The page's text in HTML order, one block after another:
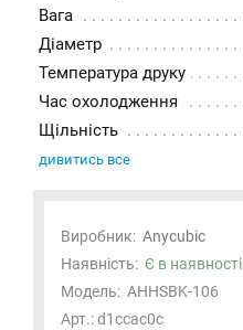
Вага
Діаметр
Температура друку
Час охолодження
Щільність
дивитись все
Виробник: Anycubic
Наявність: Є в наявності
Модель: AHHSBK-106
Арт.: d1ccac0c